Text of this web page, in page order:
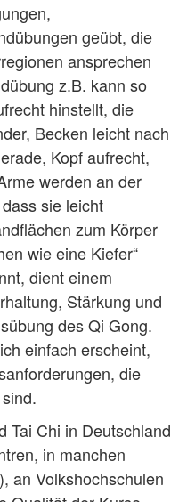
geübt, die
ansprechen
z.B. kann so
hinstellt, die
Becken leicht nach
Kopf aufrecht,
werden an der
sie leicht
zum Körper
wie eine Kiefer“
dient einem
Stärkung und
des Qi Gong.
einfach erscheint,
die
Tai Chi in Deutschland
in manchen
an Volkshochschulen